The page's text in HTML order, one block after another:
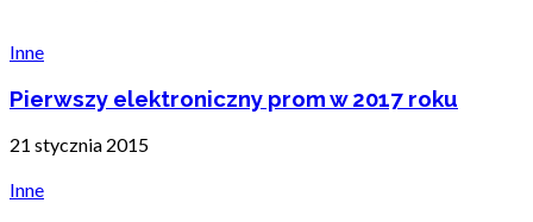
Inne
Pierwszy elektroniczny prom w 2017 roku
21 stycznia 2015
Inne